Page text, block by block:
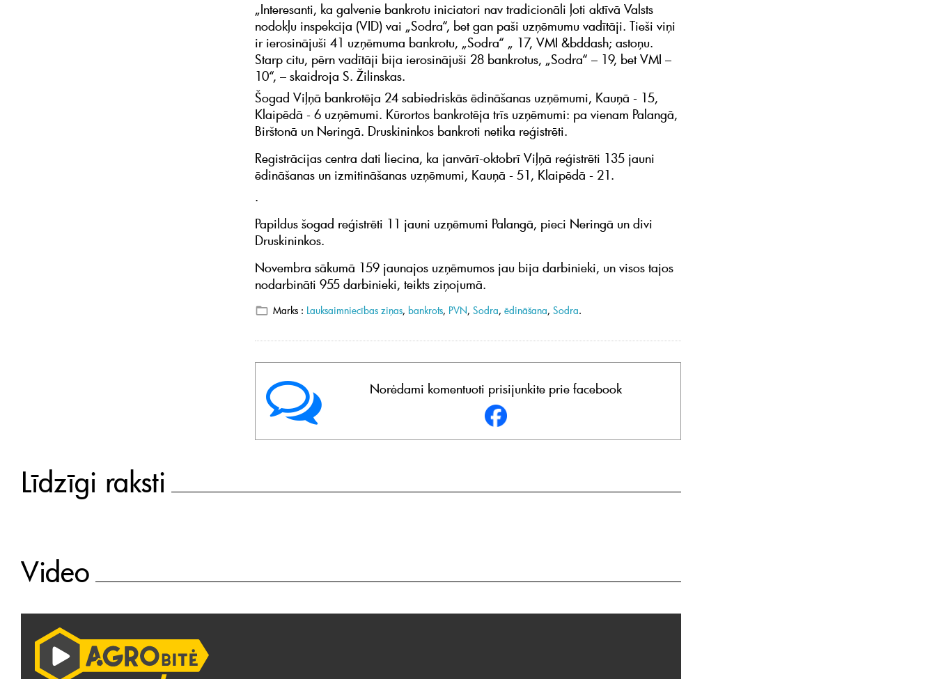
„Interesanti, ka galvenie bankrotu iniciatori nav tradicionāli ļoti aktīvā Valsts
nodokļu inspekcija (VID) vai „Sodra“, bet gan paši uzņēmumu vadītāji. Tieši viņi
ir ierosinājuši 41 uzņēmuma bankrotu, „Sodra“ „ 17, VMI &bddash; astoņu.
Starp citu, pērn vadītāji bija ierosinājuši 28 bankrotus, „Sodra“ – 19, bet VMI –
10“, – skaidroja S. Žilinskas.
Šogad Viļņā bankrotēja 24 sabiedriskās ēdināšanas uzņēmumi, Kauņā - 15,
Klaipēdā - 6 uzņēmumi. Kūrortos bankrotēja trīs uzņēmumi: pa vienam Palangā,
Birštonā un Neringā. Druskininkos bankroti netika reģistrēti.
Registrācijas centra dati liecina, ka janvārī-oktobrī Viļņā reģistrēti 135 jauni
ēdināšanas un izmitināšanas uzņēmumi, Kauņā - 51, Klaipēdā - 21.
.
Papildus šogad reģistrēti 11 jauni uzņēmumi Palangā, pieci Neringā un divi
Druskininkos.
Novembra sākumā 159 jaunajos uzņēmumos jau bija darbinieki, un visos tajos
nodarbināti 955 darbinieki, teikts ziņojumā.
Marks : Lauksaimniecības ziņas, bankrots, PVN, Sodra, ēdināšana, Sodra.
Norėdami komentuoti prisijunkite prie facebook
Līdzīgi raksti
Video